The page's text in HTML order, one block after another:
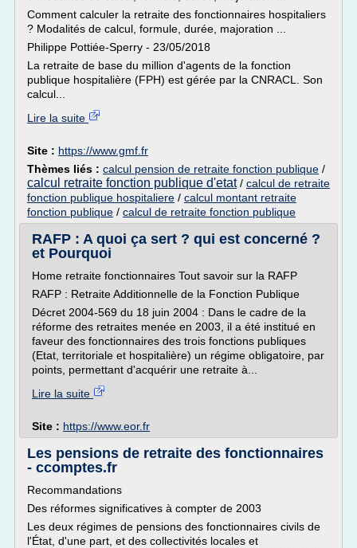
Comment calculer la retraite des fonctionnaires hospitaliers
? Modalités de calcul, formule, durée, majoration ...
Philippe Pottiée-Sperry - 23/05/2018
La retraite de base du million d'agents de la fonction
publique hospitalière (FPH) est gérée par la CNRACL. Son
calcul...
Lire la suite
Site : https://www.gmf.fr
Thèmes liés : calcul pension de retraite fonction publique /
calcul retraite fonction publique d'etat/ calcul de retraite
fonction publique hospitaliere / calcul montant retraite
fonction publique / calcul de retraite fonction publique
RAFP : A quoi ça sert ? qui est concerné ?
et Pourquoi
Home retraite fonctionnaires Tout savoir sur la RAFP
RAFP : Retraite Additionnelle de la Fonction Publique
Décret 2004-569 du 18 juin 2004 : Dans le cadre de la
réforme des retraites menée en 2003, il a été institué en
faveur des fonctionnaires des trois fonctions publiques
(Etat, territoriale et hospitalière) un régime obligatoire, par
points, permettant d'acquérir une retraite à...
Lire la suite
Site : https://www.eor.fr
Les pensions de retraite des fonctionnaires
- ccomptes.fr
Recommandations
Des réformes significatives à compter de 2003
Les deux régimes de pensions des fonctionnaires civils de
l'État, d'une part, et des collectivités locales et